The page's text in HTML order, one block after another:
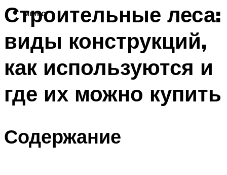
МЕНЮ
Строительные леса:
виды конструкций,
как используются и
где их можно купить
Содержание